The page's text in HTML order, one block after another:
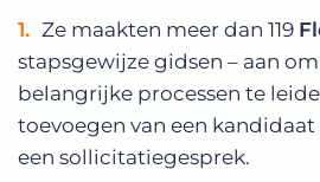
Ze maakten meer dan 119
stapsgewijze gidsen – aan
belangrijke processen te
toevoegen van een
een sollicitatiegesprek.